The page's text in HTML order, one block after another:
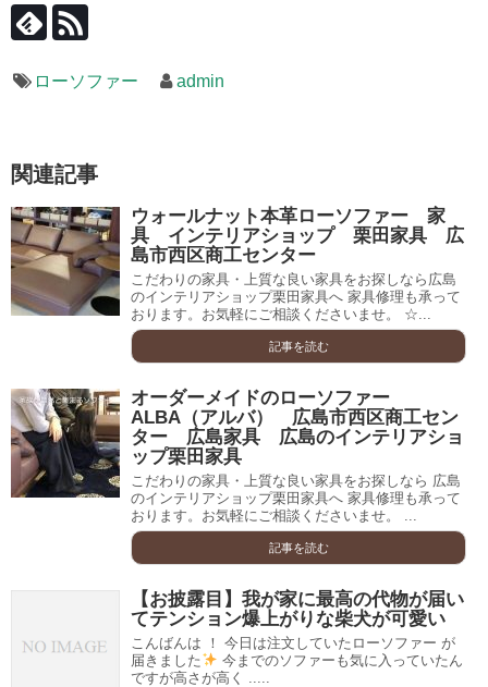
ローソファー admin
関連記事
ウォールナット本革ローソファー 家
具 インテリアショップ 栗田家具 広
島市西区商工センター
こだわりの家具・上質な良い家具をお探しなら広島
のインテリアショップ栗田家具へ 家具修理も承って
おります。お気軽にご相談くださいませ。 ☆...
記事を読む
オーダーメイドのローソファー
ALBA（アルバ） 広島市西区商工セン
ター 広島家具 広島のインテリアショ
ップ栗田家具
こだわりの家具・上質な良い家具をお探しなら 広島
のインテリアショップ栗田家具へ 家具修理も承って
おります。お気軽にご相談くださいませ。 ...
記事を読む
【お披露目】我が家に最高の代物が届い
てテンション爆上がりな柴犬が可愛い
こんばんは ！ 今日は注文していたローソファー が
届きました
今までのソファーも気に入っていたん
ですが高さが高く .....